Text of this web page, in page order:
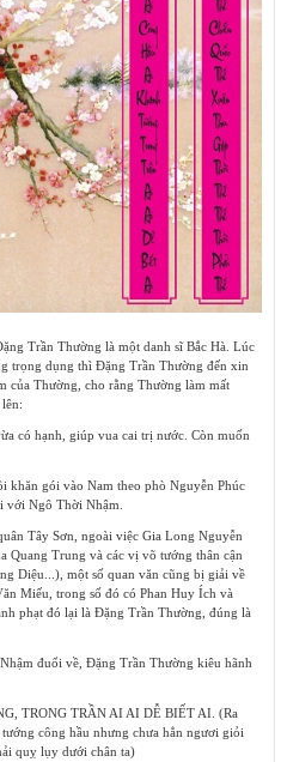
Trần Thường là một danh sĩ Bắc Hà. Lúc
trọng dụng thì Đặng Trần Thường đến xin
của Thường, cho rằng Thường làm mất
có hạnh, giúp vua cai trị nước. Còn muốn
khăn gói vào Nam theo phò Nguyễn Phúc
với Ngô Thời Nhậm.
Tây Sơn, ngoài việc Gia Long Nguyễn
Quang Trung và các vị võ tướng thân cận
Diệu...), một số quan văn cũng bị giải về
Miếu, trong số đó có Phan Huy Ích và
phạt đó lại là Đặng Trần Thường, đúng là
đuổi về, Đặng Trần Thường kiêu hãnh
TRONG TRẦN AI AI DỄ BIẾT AI. (Ra
công hầu nhưng chưa hẳn ngươi giỏi
quỵ lụy dưới chân ta)